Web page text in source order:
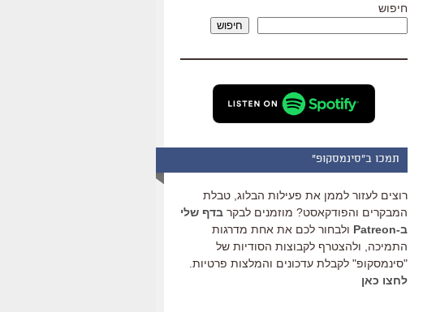
שמע.
חיפוש
חיפוש
תמכו ב"סינמסקופ"
רוצים לעזור לממן את פעילות הבלוג, טבלת
המבקרים והפודקאסט? מוזמנים לבקר בדף שלי
ב-Patreon
ולבחור לכם את אחת מדרגות
התמיכה, ולהצטרף לקבוצות הסודיות של
"סינמסקופ" לקבלת עדכונים והמלצות פרטיות.
לחצו כאן